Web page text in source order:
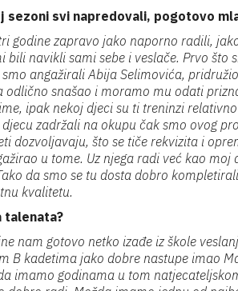
sezoni svi napredovali, pogotovo
godine zapravo jako naporno radili,
bili navikli sami sebe i veslače. Prvo
angažirali Abija Selimovića,
odlično snašao i moramo mu odati
ipak nekoj djeci su ti treninzi
zadržali na okupu čak smo ovog
dozvoljavaju, što se tiče rekvizita i
u tome. Uz njega radi već kao
da smo se tu dosta dobro
kvalitetu.
talenata?
nam gotovo netko izađe iz škole
B kadetima jako dobre nastupe imao
imamo godinama u tom